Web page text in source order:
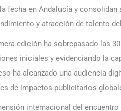
fecha en Andalucía y
y atracción de talento
edición ha sobrepasado las
iniciales y evidenciando la
ha alcanzado una audiencia
de impactos publicitarios
internacional del